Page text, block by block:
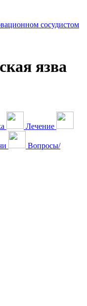
сосудистом
язва
Лечение
Вопросы/